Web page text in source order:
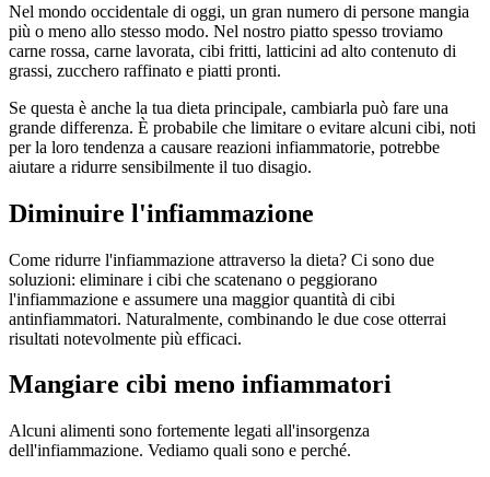
Nel mondo occidentale di oggi, un gran numero di persone mangia
più o meno allo stesso modo. Nel nostro piatto spesso troviamo
carne rossa, carne lavorata, cibi fritti, latticini ad alto contenuto di
grassi, zucchero raffinato e piatti pronti.
Se questa è anche la tua dieta principale, cambiarla può fare una
grande differenza. È probabile che limitare o evitare alcuni cibi, noti
per la loro tendenza a causare reazioni infiammatorie, potrebbe
aiutare a ridurre sensibilmente il tuo disagio.
Diminuire l'infiammazione
Come ridurre l'infiammazione attraverso la dieta? Ci sono due
soluzioni: eliminare i cibi che scatenano o peggiorano
l'infiammazione e assumere una maggior quantità di cibi
antinfiammatori. Naturalmente, combinando le due cose otterrai
risultati notevolmente più efficaci.
Mangiare cibi meno infiammatori
Alcuni alimenti sono fortemente legati all'insorgenza
dell'infiammazione. Vediamo quali sono e perché.